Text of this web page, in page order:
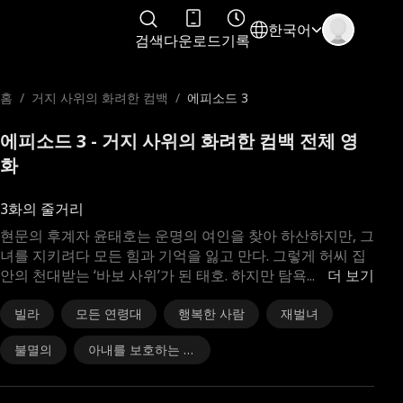
검색다운로드기록
한국어
홈 / 거지 사위의 화려한 컴백 / 에피소드 3
에피소드 3 - 거지 사위의 화려한 컴백 전체 영
화
3화의 줄거리
더 보기
현문의 후계자 윤태호는 운명의 여인을 찾아 하산하지만, 그
녀를 지키려다 모든 힘과 기억을 잃고 만다. 그렇게 허씨 집
안의 천대받는 ‘바보 사위’가 된 태호. 하지만 탐욕...
빌라 모든 연령대 행복한 사람 재벌녀
불멸의
아내를 보호하는 남